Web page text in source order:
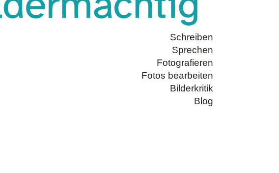
Schreiben
Sprechen
Fotografieren
Fotos bearbeiten
Bilderkritik
Blog